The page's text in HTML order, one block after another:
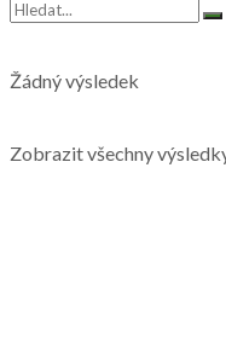
Žádný výsledek
Zobrazit všechny